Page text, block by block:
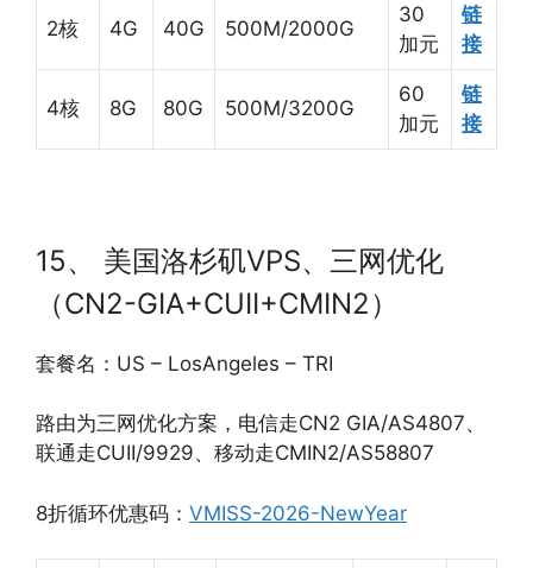
2核 4G 40G 500M/2000G
30
加元
链
接
4核 8G 80G 500M/3200G
60
加元
链
接
15、 美国洛杉矶VPS、三网优化
（CN2-GIA+CUII+CMIN2）
套餐名：US – LosAngeles – TRI
路由为三网优化方案，电信走CN2 GIA/AS4807、
联通走CUII/9929、移动走CMIN2/AS58807
8折循环优惠码： VMISS-2026-NewYear